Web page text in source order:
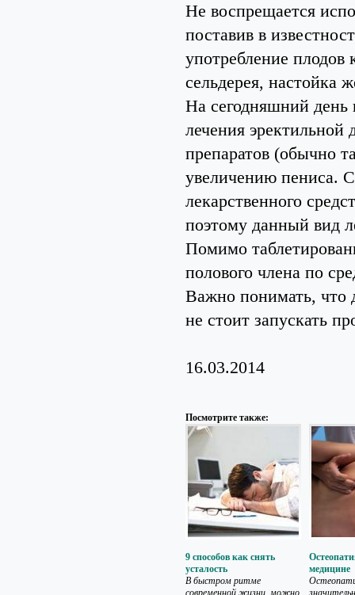
Не воспрещается
поставив в
употребление плодов
сельдерея, настойка
На сегодняшний
лечения
препаратов (обычно
увеличению пениса.
лекарственного
поэтому данный вид
Помимо
полового члена по
Важно понимать, что
не стоит запускать
16.03.2014
Посмотрите также:
9 способов как снять
усталость
В быстром ритме
современной жизни, можно
медицине